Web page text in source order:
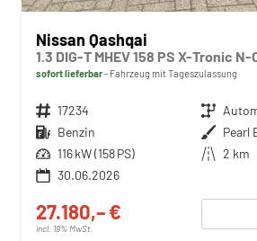
Nissan Qashqai
sofort lieferbar Fahrzeug mit Tageszulassung
Fahrzeugnr. 17234 Getriebe
Kraftstoff Benzin Außenfarbe Pearl
Leistung 116 kW (158 PS) Kilometerstand 2 km
30.06.2026
27.180,– €
incl. 19% MwSt.